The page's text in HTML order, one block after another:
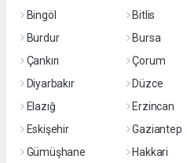
Bingöl
Bitlis
Burdur
Bursa
Çankırı
Çorum
Diyarbakır
Düzce
Elazığ
Erzincan
Eskişehir
Gaziantep
Gümüşhane
Hakkari